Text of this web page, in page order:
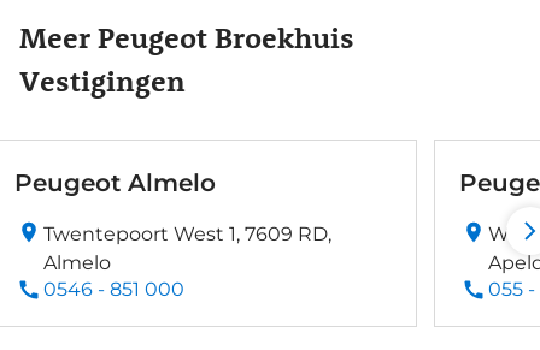
Meer Peugeot Broekhuis
Vestigingen
Peugeot Almelo
Twentepoort West 1, 7609 RD,
Almelo
0546 - 851 000
055